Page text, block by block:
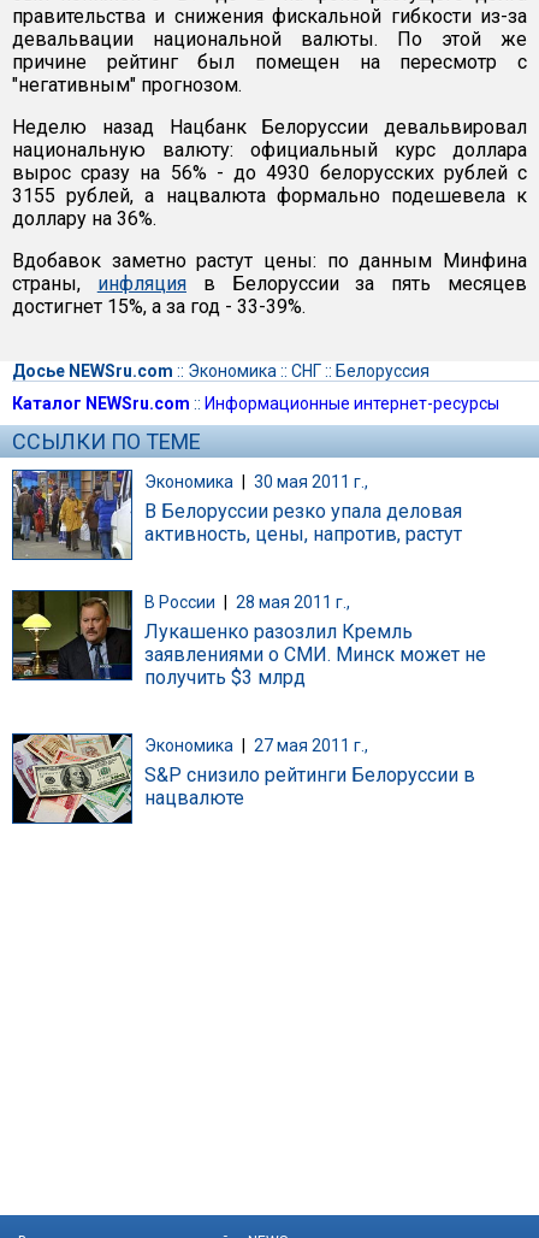
правительства и снижения фискальной гибкости из-за
девальвации национальной валюты. По этой же
причине рейтинг был помещен на пересмотр с
"негативным" прогнозом.
Неделю назад Нацбанк Белоруссии девальвировал
национальную валюту: официальный курс доллара
вырос сразу на 56% - до 4930 белорусских рублей с
3155 рублей, а нацвалюта формально подешевела к
доллару на 36%.
Вдобавок заметно растут цены: по данным Минфина
страны, инфляцияв Белоруссии за пять месяцев
достигнет 15%, а за год - 33-39%.
Досье NEWSru.com :: Экономика :: СНГ:: Белоруссия
Каталог NEWSru.com :: Информационные интернет-ресурсы
ССЫЛКИ ПО ТЕМЕ
Экономика | 30 мая 2011 г.,
В Белоруссии резко упала деловая
активность, цены, напротив, растут
В России 28 мая 2011 г.,
Лукашенко разозлил Кремль
заявлениями о СМИ. Минск может не
получить $3 млрд
Экономика 27 мая 2011 г.,
S&P снизило рейтинги Белоруссии в
нацвалюте